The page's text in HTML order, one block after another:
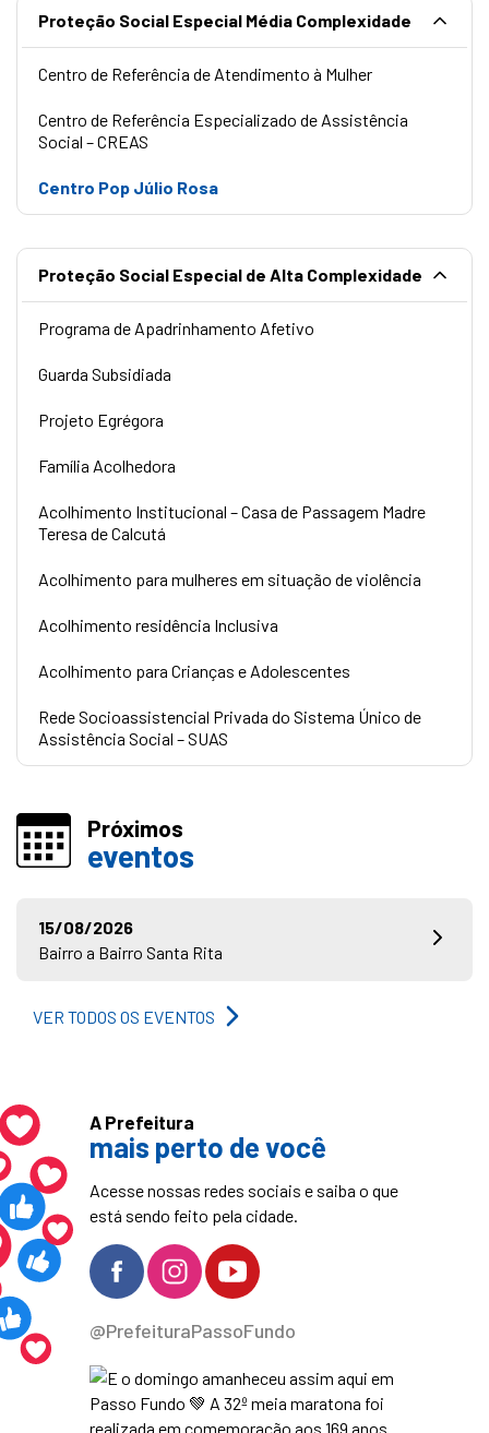
Proteção Social Especial Média Complexidade
Centro de Referência de Atendimento à Mulher
Centro de Referência Especializado de Assistência
Social – CREAS
Centro Pop Júlio Rosa
Proteção Social Especial de Alta Complexidade
Programa de Apadrinhamento Afetivo
Guarda Subsidiada
Projeto Egrégora
Família Acolhedora
Acolhimento Institucional – Casa de Passagem Madre
Teresa de Calcutá
Acolhimento para mulheres em situação de violência
Acolhimento residência Inclusiva
Acolhimento para Crianças e Adolescentes
Rede Socioassistencial Privada do Sistema Único de
Assistência Social – SUAS
Próximos
eventos
15/08/2026
Bairro a Bairro Santa Rita
VER TODOS OS EVENTOS
A Prefeitura
mais perto de você
Acesse nossas redes sociais e saiba o que
está sendo feito pela cidade.
@PrefeituraPassoFundo